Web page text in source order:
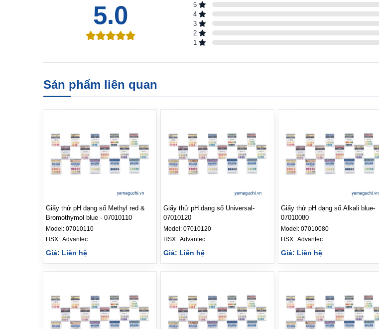
5.0 5
4
3
2
1
Sản phẩm liên quan
Giấy thử pH dạng sổ Methyl red &
Bromothymol blue - 07010110
Model: 07010110
Advantec
Giá: Liên hệ
Giấy thử pH dạng sổ Universal-
07010120
Model: 07010120
HSX: Advantec
Giá: Liên hệ
Giấy thử pH dạng sổ Alkali blue-
07010080
Model: 07010080
HSX: Advantec
Giá: Liên hệ